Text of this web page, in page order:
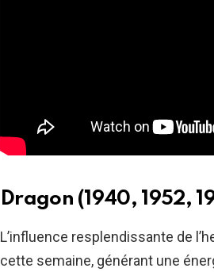
Dragon (1940, 1952,
L’influence resplendissante de
cette semaine, générant une